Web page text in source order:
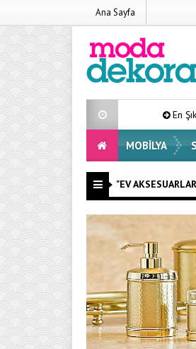
Ana Sayfa
En Şık
MOBILYA
"EV